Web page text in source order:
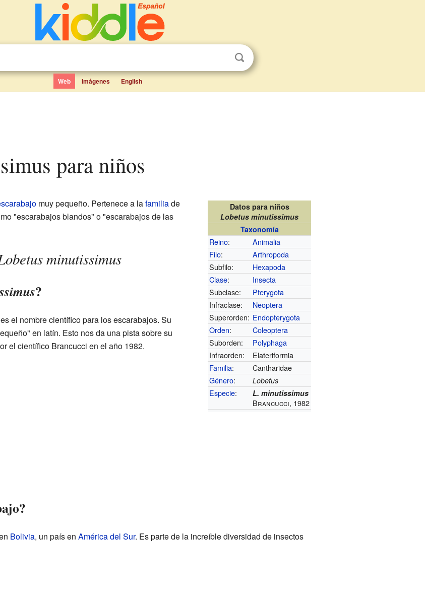
Web Imágenes English
para niños
Datos para niños
Lobetus minutissimus
Taxonomía
Reino:
Animalia
Filo:
Arthropoda
Subfilo:
Hexapoda
Clase:
Insecta
Subclase:
Pterygota
Infraclase:
Neoptera
Superorden: Endopterygota
Orden:
Coleoptera
Suborden:
Polyphaga
Infraorden:
Elateriformia
Familia:
Cantharidae
Género: Lobetus
Especie: L. minutissimus
Brancucci, 1982
muy pequeño. Pertenece a lafamiliade
"escarabajos blandos" o "escarabajos de las
minutissimus
?
el nombre científico para los escarabajos. Su
en latín. Esto nos da una pista sobre su
el científico Brancucci en el año 1982.
Bolivia, un país en América del Sur. Es parte de la increíble diversidad de insectos